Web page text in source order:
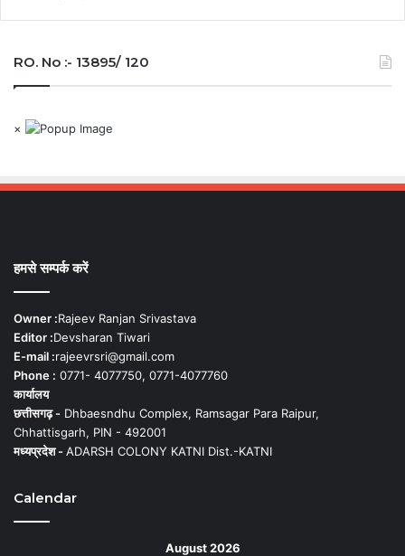
RO. No :- 13895/ 120
×
हमसे सम्पर्क करें
Owner :Rajeev Ranjan Srivastava
Editor :Devsharan Tiwari
E-mail :rajeevrsri@gmail.com
Phone : 0771- 4077750, 0771-4077760
कार्यालय
छत्तीसगढ़ - Dhbaesndhu Complex, Ramsagar Para Raipur,
Chhattisgarh, PIN - 492001
मध्यप्रदेश -ADARSH COLONY KATNI Dist.-KATNI
Calendar
August 2026